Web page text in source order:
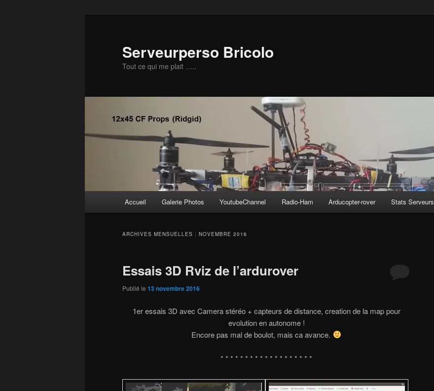
Serveurperso Bricolo
Tout ce qui me plait …..
Accueil Galerie Photos YoutubeChannel Radio-Ham Arducopter-rover Stats Serveurs
ARCHIVES MENSUELLES : NOVEMBRE 2016
Essais 3D Rviz de l’ardurover
Publié le 13 novembre 2016
1er essais 3D avec Camera stéréo + capteurs de distance, creation de la map pour
evolution en autonome !
Encore pas mal de boulot, mais ca avance.
* * * * * * * * * * * * * * * * * * *